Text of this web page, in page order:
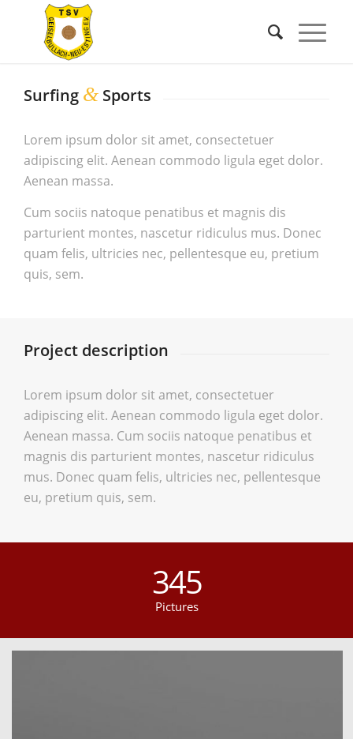
Surfing & Sports
Lorem ipsum dolor sit amet, consectetuer
adipiscing elit. Aenean commodo ligula eget dolor.
Aenean massa.
Cum sociis natoque penatibus et magnis dis
parturient montes, nascetur ridiculus mus. Donec
quam felis, ultricies nec, pellentesque eu, pretium
quis, sem.
Project description
Lorem ipsum dolor sit amet, consectetuer
adipiscing elit. Aenean commodo ligula eget dolor.
Aenean massa. Cum sociis natoque penatibus et
magnis dis parturient montes, nascetur ridiculus
mus. Donec quam felis, ultricies nec, pellentesque
eu, pretium quis, sem.
345
Pictures